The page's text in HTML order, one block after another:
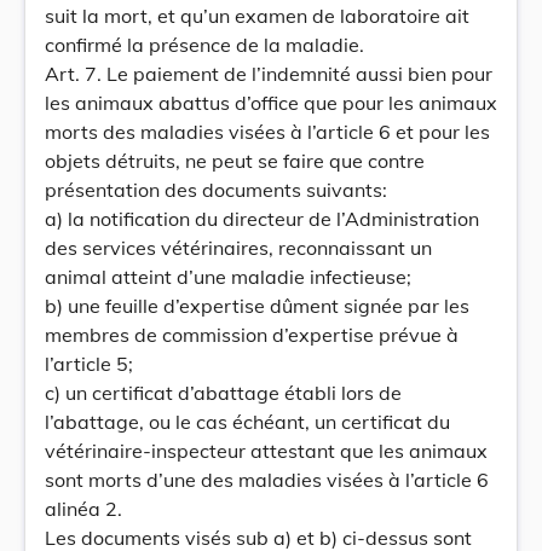
suit la mort, et qu’un examen de laboratoire ait
confirmé la présence de la maladie.
Art. 7. Le paiement de l’indemnité aussi bien pour
les animaux abattus d’office que pour les animaux
morts des maladies visées à l’article 6 et pour les
objets détruits, ne peut se faire que contre
présentation des documents suivants:
a) la notification du directeur de l’Administration
des services vétérinaires, reconnaissant un
animal atteint d’une maladie infectieuse;
b) une feuille d’expertise dûment signée par les
membres de commission d’expertise prévue à
l’article 5;
c) un certificat d’abattage établi lors de
l’abattage, ou le cas échéant, un certificat du
vétérinaire-inspecteur attestant que les animaux
sont morts d’une des maladies visées à l’article 6
alinéa 2.
Les documents visés sub a) et b) ci-dessus sont